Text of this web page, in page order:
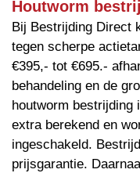
Houtworm
Bij Bestrijding Direct
tegen scherpe
€395,- tot €695.-
behandeling en de
houtworm bestrijding
extra berekend en
ingeschakeld.
prijsgarantie.